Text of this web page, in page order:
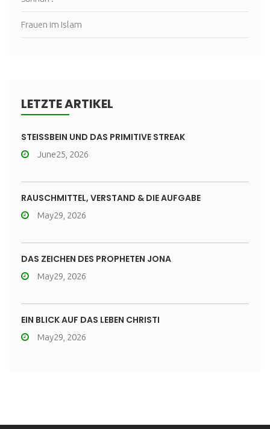
Frauen im Islam
LETZTE ARTIKEL
STEISSBEIN UND DAS PRIMITIVE STREAK
June25, 2026
RAUSCHMITTEL, VERSTAND & DIE AUFGABE
May29, 2026
DAS ZEICHEN DES PROPHETEN JONA
May29, 2026
EIN BLICK AUF DAS LEBEN CHRISTI
May29, 2026